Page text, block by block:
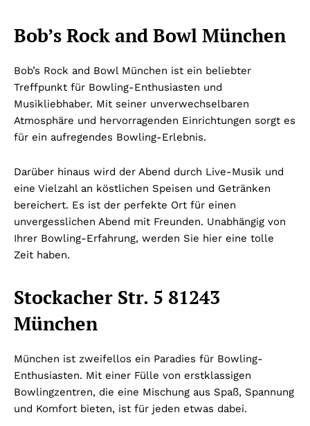
Bob’s Rock and Bowl München
Bob’s Rock and Bowl München ist ein beliebter
Treffpunkt für Bowling-Enthusiasten und
Musikliebhaber. Mit seiner unverwechselbaren
Atmosphäre und hervorragenden Einrichtungen sorgt es
für ein aufregendes Bowling-Erlebnis.
Darüber hinaus wird der Abend durch Live-Musik und
eine Vielzahl an köstlichen Speisen und Getränken
bereichert. Es ist der perfekte Ort für einen
unvergesslichen Abend mit Freunden. Unabhängig von
Ihrer Bowling-Erfahrung, werden Sie hier eine tolle
Zeit haben.
Stockacher Str. 5 81243
München
München ist zweifellos ein Paradies für Bowling-
Enthusiasten. Mit einer Fülle von erstklassigen
Bowlingzentren, die eine Mischung aus Spaß, Spannung
und Komfort bieten, ist für jeden etwas dabei.